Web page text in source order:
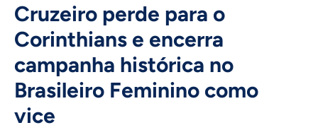
Cruzeiro perde para o
Corinthians e encerra
campanha histórica no
Brasileiro Feminino como
vice